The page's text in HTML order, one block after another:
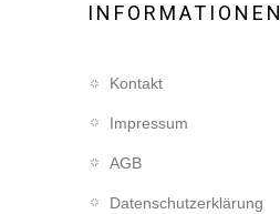
INFORMATIONEN
Kontakt
Impressum
AGB
Datenschutzerklärung